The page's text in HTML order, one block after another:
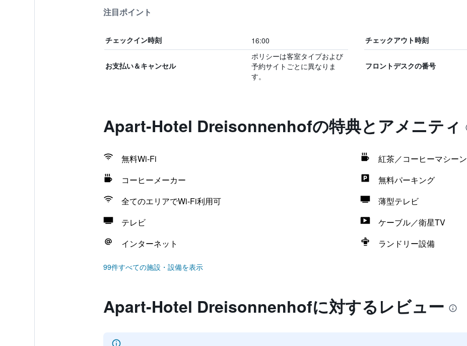
注目ポイント
チェックイン時刻 16:00 チェックアウト時刻
お支払い＆キャンセル
ポリシーは客室タイプおよび
予約サイトごとに異なりま
す。
フロントデスクの番号
Apart-Hotel Dreisonnenhofの特典とアメニティ
無料Wi-Fi
紅茶／コーヒーマシーン
コーヒーメーカー
無料パーキング
全てのエリアでWi-Fi利用可
薄型テレビ
テレビ
ケーブル／衛星TV
インターネット
ランドリー設備
99件すべての施設・設備を表示
Apart-Hotel Dreisonnenhofに対するレビュー